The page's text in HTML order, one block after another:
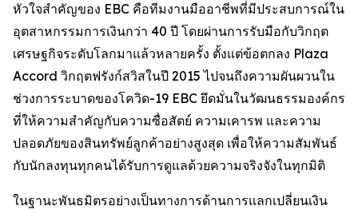
หัวใจสำคัญของ EBC คือทีมงานมืออาชีพที่มีประสบการณ์ใน
อุตสาหกรรมการเงินกว่า 40 ปี โดยผ่านการรับมือกับวิกฤต
เศรษฐกิจระดับโลกมาแล้วหลายครั้ง ตั้งแต่ข้อตกลง Plaza
Accord วิกฤตฟรังก์สวิสในปี 2015 ไปจนถึงความผันผวนใน
ช่วงการระบาดของโควิด-19 EBC ยึดมั่นในวัฒนธรรมองค์กร
ที่ให้ความสำคัญกับความซื่อสัตย์ ความเคารพ และความ
ปลอดภัยของสินทรัพย์ลูกค้าอย่างสูงสุด เพื่อให้ความสัมพันธ์
กับนักลงทุนทุกคนได้รับการดูแลด้วยความจริงจังในทุกมิติ
ในฐานะพันธมิตรอย่างเป็นทางการด้านการแลกเปลี่ยนเงิน